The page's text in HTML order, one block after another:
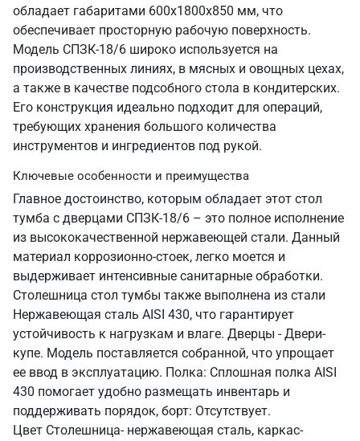
обладает габаритами 600х1800х850 мм, что
обеспечивает просторную рабочую поверхность.
Модель СПЗК-18/6 широко используется на
производственных линиях, в мясных и овощных цехах,
а также в качестве подсобного стола в кондитерских.
Его конструкция идеально подходит для операций,
требующих хранения большого количества
инструментов и ингредиентов под рукой.
Ключевые особенности и преимущества
Главное достоинство, которым обладает этот стол
тумба с дверцами СПЗК-18/6 – это полное исполнение
из высококачественной нержавеющей стали. Данный
материал коррозионно-стоек, легко моется и
выдерживает интенсивные санитарные обработки.
Столешница стол тумбы также выполнена из стали
Нержавеющая сталь AISI 430, что гарантирует
устойчивость к нагрузкам и влаге. Дверцы - Двери-
купе. Модель поставляется собранной, что упрощает
ее ввод в эксплуатацию. Полка: Сплошная полка AISI
430 помогает удобно размещать инвентарь и
поддерживать порядок, борт: Отсутствует.
Цвет Столешница- нержавеющая сталь, каркас-